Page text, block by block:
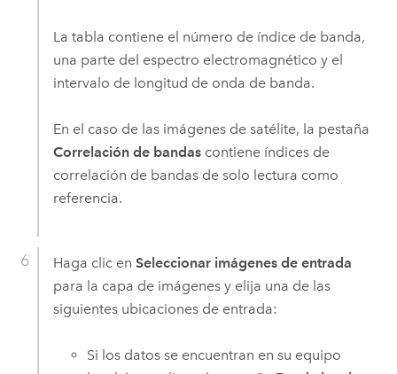
La tabla contiene el número de índice de banda,
una parte del espectro electromagnético y el
intervalo de longitud de onda de banda.
En el caso de las imágenes de satélite, la pestaña
Correlación de bandascontiene índices de
correlación de bandas de solo lectura como
referencia.
Haga clic en Seleccionar imágenes de entrada
para la capa de imágenes y elija una de las
siguientes ubicaciones de entrada:
Si los datos se encuentran en su equipo